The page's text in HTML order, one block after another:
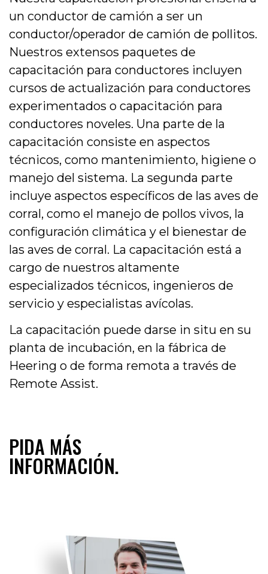
un conductor de camión a ser un
conductor/operador de camión de pollitos.
Nuestros extensos paquetes de
capacitación para conductores incluyen
cursos de actualización para conductores
experimentados o capacitación para
conductores noveles. Una parte de la
capacitación consiste en aspectos
técnicos, como mantenimiento, higiene o
manejo del sistema. La segunda parte
incluye aspectos específicos de las aves de
corral, como el manejo de pollos vivos, la
configuración climática y el bienestar de
las aves de corral. La capacitación está a
cargo de nuestros altamente
especializados técnicos, ingenieros de
servicio y especialistas avícolas.
La capacitación puede darse in situ en su
planta de incubación, en la fábrica de
Heering o de forma remota a través de
Remote Assist.
PIDA MÁS
INFORMACIÓN.